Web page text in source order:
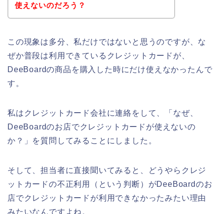
使えないのだろう？
この現象は多分、私だけではないと思うのですが、な
ぜか普段は利用できているクレジットカードが、
DeeBoardの商品を購入した時にだけ使えなかったんで
す。
私はクレジットカード会社に連絡をして、「なぜ、
DeeBoardのお店でクレジットカードが使えないの
か？」を質問してみることにしました。
そして、担当者に直接聞いてみると、どうやらクレジ
ットカードの不正利用（という判断）がDeeBoardのお
店でクレジットカードが利用できなかったみたい理由
みたいなんですよね。